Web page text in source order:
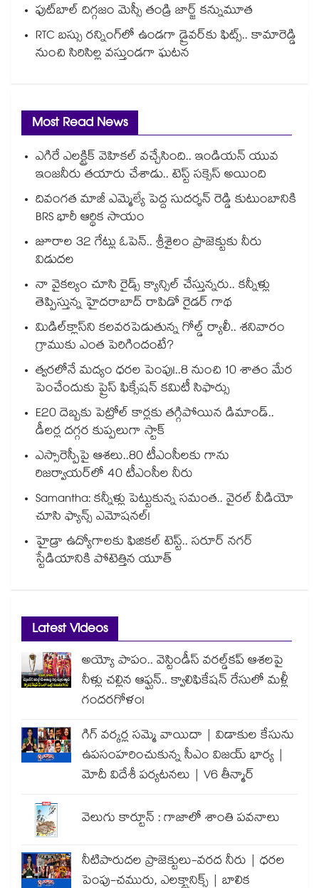
ఫుట్‎బాల్ దిగ్గజం మెస్సీ తండ్రి జార్జ్ కన్నుమూత
RTC బస్సు రన్నింగ్⁫లో ఉండగా డ్రైవర్‌కు ఫిట్స్.. కామారెడ్డి
నుంచి సిరిసిల్ల వస్తుండగా ఘటన
Most Read News
ఎగిరే ఎలక్ట్రిక్ వెహికల్ వచ్చేసింది.. ఇండియన్ యువ
ఇంజనీరు తయారు చేశాడు.. టెస్ట్ సక్సెస్ అయింది
దివంగత మాజీ ఎమ్మెల్యే పెద్ద సుదర్శన్ రెడ్డి కుటుంబానికి
BRS భారీ ఆర్థిక సాయం
జూరాల 32 గేట్లు ఓపెన్.. శ్రీశైలం ప్రాజెక్టుకు నీరు
విడుదల
నా వైకల్యం చూసి రైడ్స్ క్యాన్సిల్ చేస్తున్నరు.. కన్నీళ్లు
తెప్పిస్తున్న హైదరాబాద్ రాపిడో రైడర్ గాథ
మిడిల్‌క్లాస్‌ని కలవరపెడుతున్న గోల్డ్ ర్యాలీ.. శనివారం
గ్రాముకు ఎంత పెరిగిందంటే?
త్వరలోనే మద్యం ధ‌‌ర‌‌ల పెంపు!..8 నుంచి 10 శాతం మేర
పెంచేందుకు ప్రైస్ ఫిక్సేష‌‌న్ క‌‌మిటీ సిఫార్సు
E20 దెబ్బకు పెట్రోల్ కార్లకు తగ్గిపోయిన డిమాండ్..
డీలర్ల దగ్గర కుప్పలుగా స్టాక్
ఎస్సారెస్పీపై ఆశలు..80 టీఎంసీలకు గాను
రిజర్వాయర్‌‌‌‌‌‌‌‌‌‌‌‌‌‌‌‌లో 40 టీఎంసీల నీరు
Samantha: కన్నీళ్లు పెట్టుకున్న సమంత.. వైరల్ వీడియో
చూసి ఫ్యాన్స్ ఎమోషనల్!
హైడ్రా ఉద్యోగాలకు ఫిజికల్ టెస్ట్.. సరూర్ నగర్
స్టేడియానికి పోటెత్తిన యూత్
Latest Videos
అయ్యో పాపం.. వెస్టిండీస్ వరల్డ్‌కప్ ఆశలపై
నీళ్లు చల్లిన ఆఫ్ఘన్.. క్వాలిఫికేషన్ రేసులో మళ్లీ
గందరగోళం!
గిగ్ వర్కర్ల సమ్మె వాయిదా | విడాకుల కేసును
ఉపసంహరించుకున్న సీఎం విజయ్ భార్య |
మోదీ విదేశీ పర్యటనలు | V6 తీన్మార్
వెలుగు కార్టూన్ : గాజాలో శాంతి పవనాలు
నీటిపారుదల ప్రాజెక్టులు-వరద నీరు | ధరల
పెంపు-చమురు, ఎలక్ట్రానిక్స్ | బాలిక